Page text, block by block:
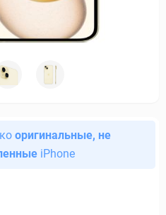
оригинальные, не
iPhone